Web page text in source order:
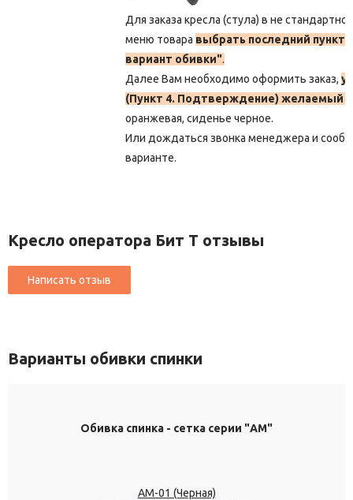
Для заказа кресла (стула) в не
меню товара выбрать последний пункт
вариант обивки".
Далее Вам необходимо оформить заказ,
(Пункт 4. Подтверждение) желаемый
оранжевая, сиденье черное.
Или дождаться звонка менеджера и
варианте.
Кресло оператора Бит Т отзывы
Варианты обивки спинки
Обивка спинка - сетка серии "АМ"
АМ-01 (Черная)